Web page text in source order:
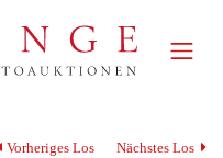
Vorheriges Los Nächstes Los